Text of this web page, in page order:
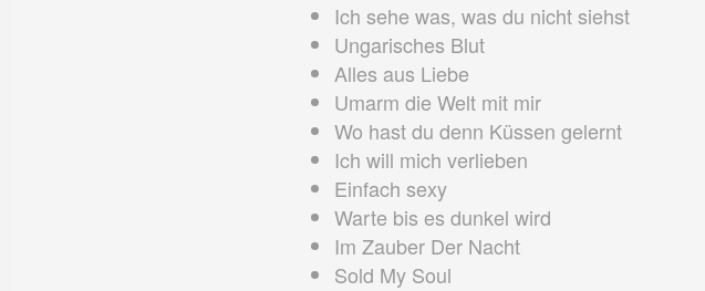
Ich sehe was, was du nicht siehst
Ungarisches Blut
Alles aus Liebe
Umarm die Welt mit mir
Wo hast du denn Küssen gelernt
Ich will mich verlieben
Einfach sexy
Warte bis es dunkel wird
Im Zauber Der Nacht
Sold My Soul